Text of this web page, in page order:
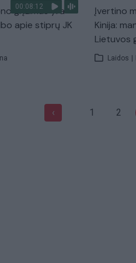
00:08:12
grįžimas yra
apie stiprų JK
Įvertino
Kinija:
Lietuvos
Laidos |
‹ 1 2